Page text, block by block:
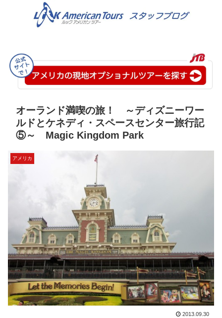
オーランド満喫の旅！ ～ディズニーワー
ルドとケネディ・スペースセンター旅行記
⑤～ Magic Kingdom Park
アメリカ
2013.09.30